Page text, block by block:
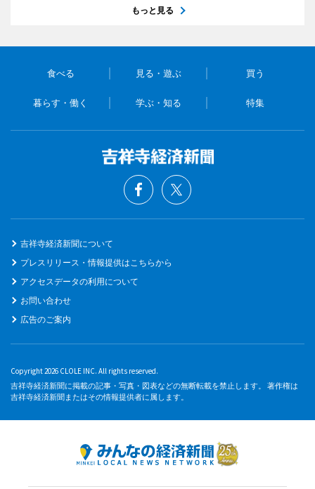
もっと見る
食べる 見る・遊ぶ 買う
暮らす・働く 学ぶ・知る 特集
吉祥寺経済新聞について
プレスリリース・情報提供はこちらから
アクセスデータの利用について
お問い合わせ
広告のご案内
Copyright 2026 CLOLE INC. All rights reserved.
吉祥寺経済新聞に掲載の記事・写真・図表などの無断転載を禁止します。 著作権は
吉祥寺経済新聞またはその情報提供者に属します。